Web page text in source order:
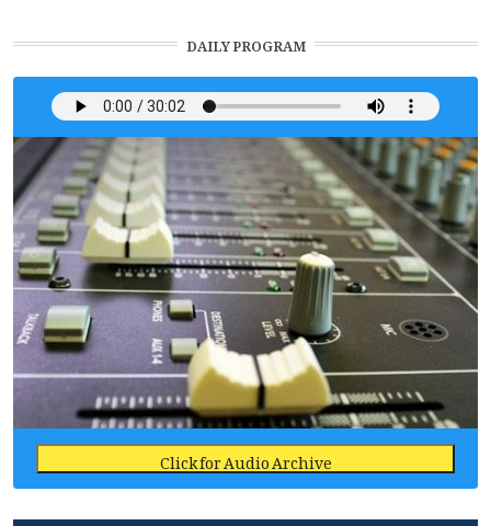
DAILY PROGRAM
Click for Audio Archive